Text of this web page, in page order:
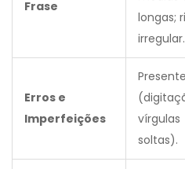
Frase
longas;
irregular.
Erros e
Imperfeições
vírgulas
soltas).